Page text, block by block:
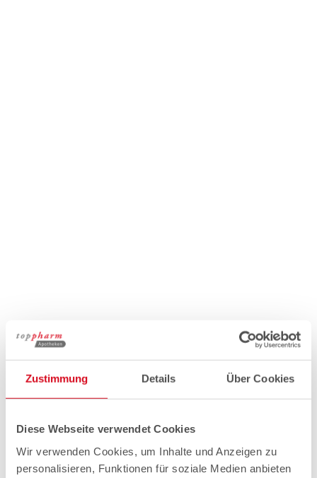
Zustimmung Details Über Cookies
Diese Webseite verwendet Cookies
Wir verwenden Cookies, um Inhalte und Anzeigen zu
personalisieren, Funktionen für soziale Medien anbieten